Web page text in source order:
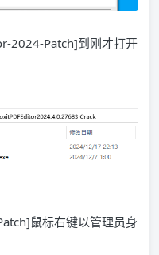
2024-Patch]到刚才打开
鼠标右键以管理员身